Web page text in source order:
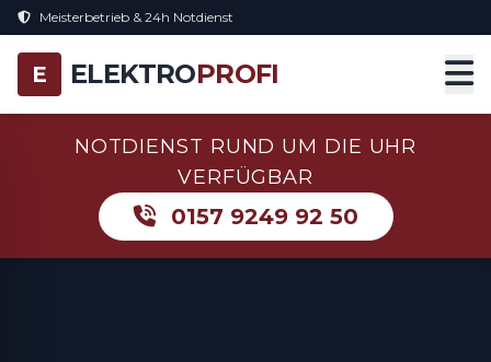
Meisterbetrieb & 24h Notdienst
E ELEKTROPROFI
NOTDIENST RUND UM DIE UHR
VERFÜGBAR
0157 9249 92 50